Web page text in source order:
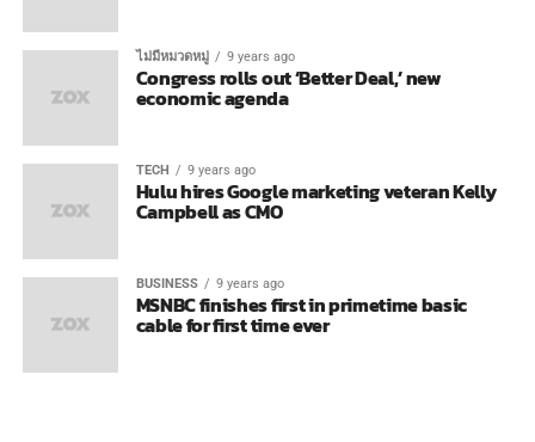
ไม่มีหมวดหมู่ 9 years ago
Congress rolls out ‘Better Deal,’ new
economic agenda
TECH 9 years ago
Hulu hires Google marketing veteran Kelly
Campbell as CMO
BUSINESS 9 years ago
MSNBC finishes first in primetime basic
cable for first time ever